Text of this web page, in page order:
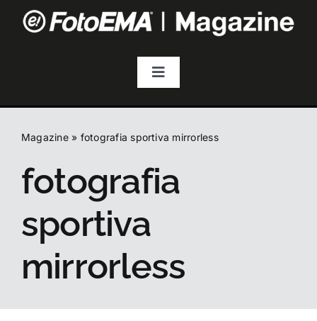
Toggle
Fotografia
Droni
Magazine» fotografia sportiva mirrorless
fotografia
sportiva
mirrorless